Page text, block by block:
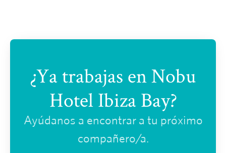
¿Ya trabajas en Nobu
Hotel Ibiza Bay?
Ayúdanos a encontrar a tu próximo
compañero/a.